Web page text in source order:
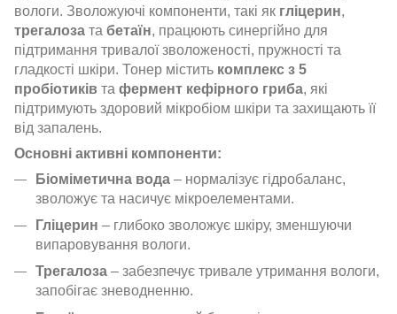
вологи. Зволожуючі компоненти, такі як гліцерин,
трегалоза та бетаїн, працюють синергійно для
підтримання тривалої зволоженості, пружності та
гладкості шкіри. Тонер містить комплекс з 5
пробіотиків та фермент кефірного гриба, які
підтримують здоровий мікробіом шкіри та захищають її
від запалень.
Основні активні компоненти:
Біоміметична вода – нормалізує гідробаланс,
зволожує та насичує мікроелементами.
Гліцерин – глибоко зволожує шкіру, зменшуючи
випаровування вологи.
Трегалоза – забезпечує тривале утримання вологи,
запобігає зневодненню.